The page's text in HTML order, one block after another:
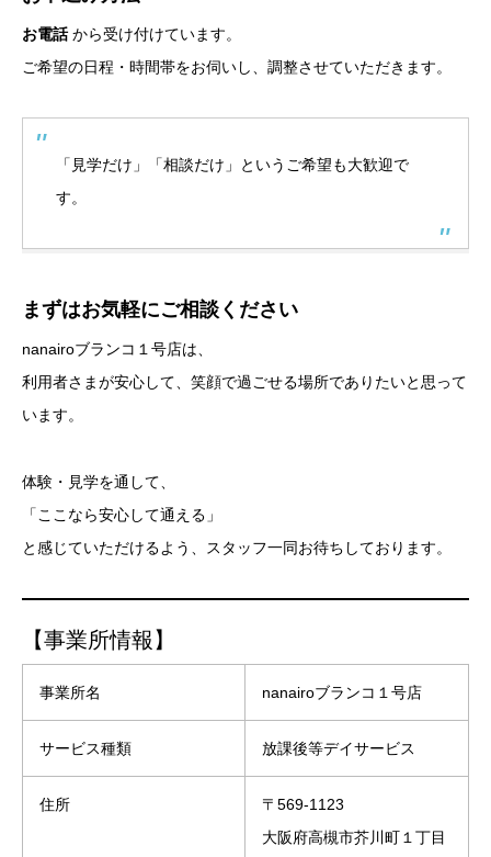
お電話から受け付けています。
ご希望の日程・時間帯をお伺いし、調整させていただきます。
「見学だけ」「相談だけ」というご希望も大歓迎で
す。
まずはお気軽にご相談ください
nanairoブランコ１号店は、
利用者さまが安心して、笑顔で過ごせる場所でありたいと思って
います。
体験・見学を通して、
「ここなら安心して通える」
と感じていただけるよう、スタッフ一同お待ちしております。
【事業所情報】
事業所名 nanairoブランコ１号店
サービス種類 放課後等デイサービス
住所
〒569-1123
大阪府高槻市芥川町１丁目